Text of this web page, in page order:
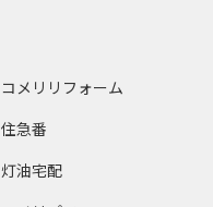
コメリリフォーム
住急番
灯油宅配